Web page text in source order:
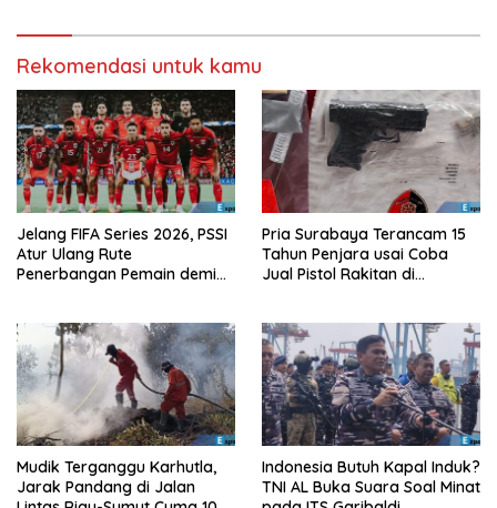
Rekomendasi untuk kamu
Jelang FIFA Series 2026, PSSI
Atur Ulang Rute
Penerbangan Pemain demi
Pria Surabaya Terancam 15
Tahun Penjara usai Coba
Jual Pistol Rakitan di
Mudik Terganggu Karhutla,
Jarak Pandang di Jalan
Indonesia Butuh Kapal Induk?
TNI AL Buka Suara Soal Minat